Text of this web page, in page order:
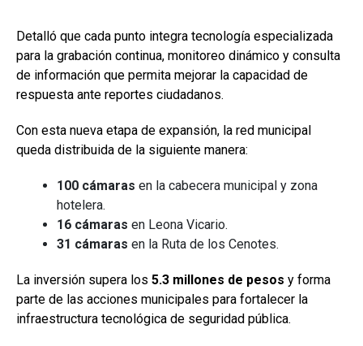
Detalló que cada punto integra tecnología especializada
para la grabación continua, monitoreo dinámico y consulta
de información que permita mejorar la capacidad de
respuesta ante reportes ciudadanos.
Con esta nueva etapa de expansión, la red municipal
queda distribuida de la siguiente manera:
100 cámaras en la cabecera municipal y zona
hotelera.
16 cámaras en Leona Vicario.
31 cámaras en la Ruta de los Cenotes.
La inversión supera los 5.3 millones de pesos y forma
parte de las acciones municipales para fortalecer la
infraestructura tecnológica de seguridad pública.